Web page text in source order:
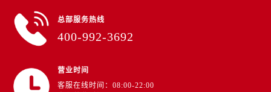
总部服务热线
400-992-3692
营业时间
客服在线时间：08:00-22:00